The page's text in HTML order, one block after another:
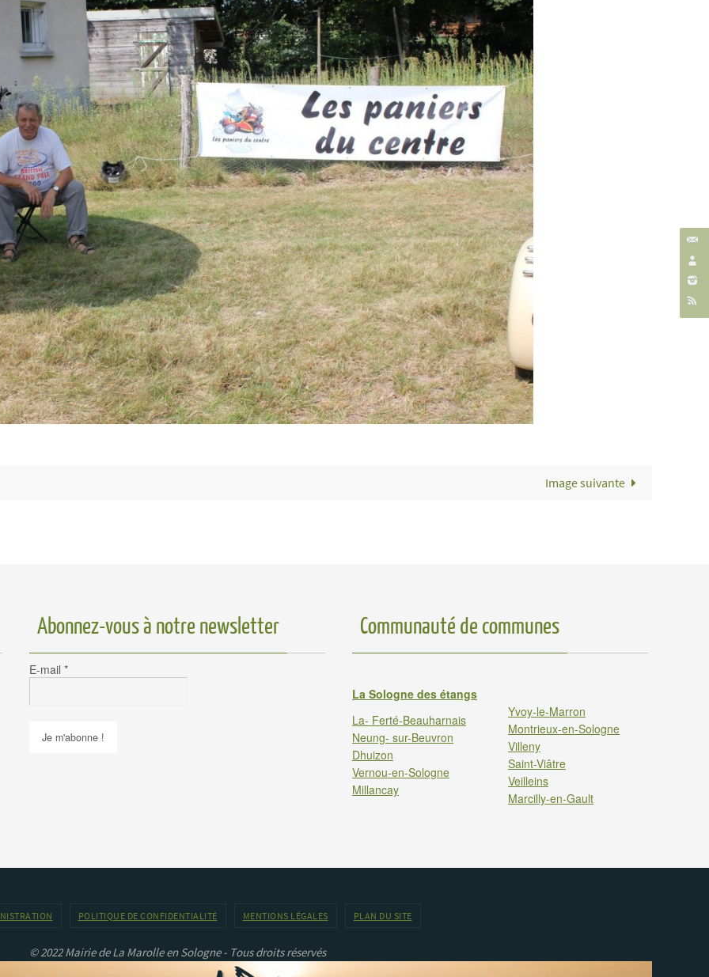
Image suivante
Abonnez-vous à notre newsletter
E-mail *
Communauté de communes
La Sologne des étangs
La- Ferté-Beauharnais
Neung- sur-Beuvron
Dhuizon
Vernou-en-Sologne
Millancay
Yvoy-le-Marron
Montrieux-en-Sologne
Villeny
Saint-Viâtre
Veilleins
Marcilly-en-Gault
POLITIQUE DE CONFIDENTIALITÉ MENTIONS LÉGALES PLAN DU SITE
© 2022 Mairie de La Marolle en Sologne - Tous droits réservés